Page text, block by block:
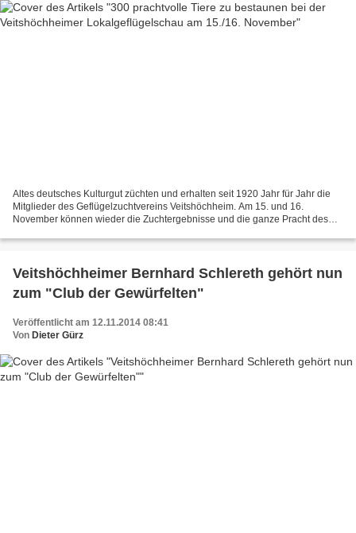
Altes deutsches Kulturgut züchten und erhalten seit 1920 Jahr für Jahr die
Mitglieder des Geflügelzuchtvereins Veitshöchheim. Am 15. und 16.
November können wieder die Zuchtergebnisse und die ganze Pracht des
Veitshöchheimer Bernhard Schlereth gehört nun
zum "Club der Gewürfelten"
Veröffentlicht am 12.11.2014 08:41
Von Dieter Gürz